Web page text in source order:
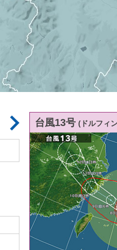
台風13号 (ドルフィ